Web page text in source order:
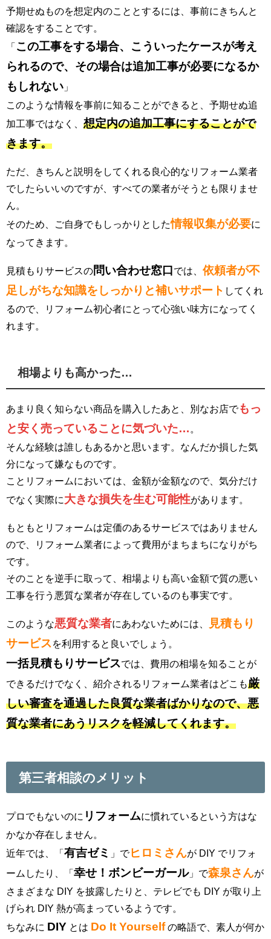
予期せぬものを想定内のこととするには、事前にきちんと
確認をすることです。
「 この工事をする場合、こういったケースが考え
られるので、その場合は追加工事が必要になるか
もしれない 」
このような情報を事前に知ることができると、予期せぬ追
加工事ではなく、 想定内の追加工事にすることがで
きます。
ただ、きちんと説明をしてくれる良心的なリフォーム業者
でしたらいいのですが、すべての業者がそうとも限りませ
ん。
そのため、ご自身でもしっかりとした情報収集が必要に
なってきます。
見積もりサービスの問い合わせ窓口 では、 依頼者が不
足しがちな知識をしっかりと補いサポート してくれ
るので、リフォーム初心者にとって心強い味方になってく
れます。
相場よりも高かった…
あまり良く知らない商品を購入したあと、別なお店でもっ
と安く売っていることに気づいた…
そんな経験は誰しもあるかと思います。なんだか損した気
分になって嫌なものです。
ことリフォームにおいては、金額が金額なので、気分だけ
でなく実際に大きな損失を生む可能性があります。
もともとリフォームは定価のあるサービスではありません
ので、リフォーム業者によって費用がまちまちになりがち
です。
そのことを逆手に取って、相場よりも高い金額で質の悪い
工事を行う悪質な業者が存在しているのも事実です。
このような悪質な業者にあわないためには、
見積もり
サービス を利用すると良いでしょう。
一括見積もりサービスでは、費用の相場を知ることが
できるだけでなく、紹介されるリフォーム業者はどこも厳
しい審査を通過した良質な業者ばかりなので、悪
質な業者にあうリスクを軽減してくれます。
第三者相談のメリット
プロでもないのに リフォームに慣れているという方はな
かなか存在しません。
近年では、「 有吉ゼミ 」でヒロミさんが DIY でリフォ
ームしたり、「 幸せ！ボンビーガール」で森泉さんが
さまざまな DIY を披露したりと、テレビでも DIY が取り上
げられ DIY 熱が高まっているようです。
ちなみに DIY とは Do It Yourselfの略語で、素人が何か